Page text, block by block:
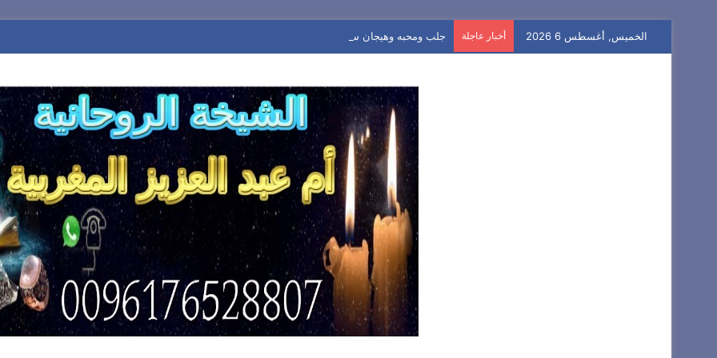
الخميس, أغسطس 6 2026 أخبار عاجلة جلب ومحبه وهيجان سريع/افضل شيخة روحانية0096176528807